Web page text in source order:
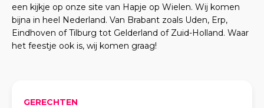
een kijkje op onze site van Hapje op Wielen. Wij komen
bijna in heel Nederland. Van Brabant zoals Uden, Erp,
Eindhoven of Tilburg tot Gelderland of Zuid-Holland. Waar
het feestje ook is, wij komen graag!
GERECHTEN